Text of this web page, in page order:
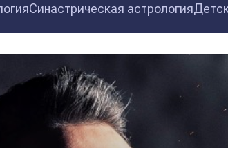
Синастрическая астрология